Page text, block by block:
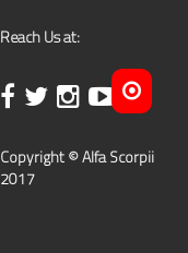
Reach Us at:
Copyright © Alfa Scorpii
2017